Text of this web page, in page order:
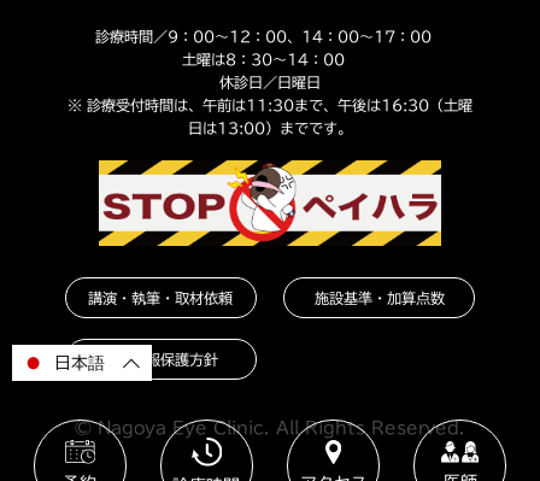
診療時間／9：00～12：00、14：00～17：00
土曜は8：30～14：00
休診日／日曜日
※ 診療受付時間は、午前は11:30まで、午後は16:30（土曜
日は13:00）までです。
講演・執筆・取材依頼 施設基準・加算点数
個人情報保護方針
© Nagoya Eye Clinic. All Rights Reserved.
日本語